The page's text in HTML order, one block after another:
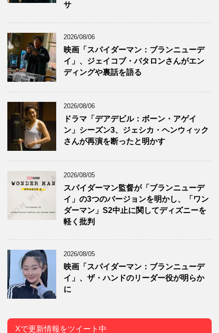
サ
2026/08/06
映画「スパイダーマン：ブランニューデ
イ」、ジェイコブ・バタロンさんがエン
ディングや裏話を語る
2026/08/06
ドラマ「デアデビル：ボーン・アゲイ
ン」シーズン3、ジェシカ・ヘンウィック
さんが再演を断ったと明かす
2026/08/05
スパイダーマン監督が「ブランニューデ
イ」の3つのバージョンを明かし、「ワン
ダーマン」S2中止に関してディズニーを
軽く批判
2026/08/05
映画「スパイダーマン：ブランニューデ
イ」、ザ・ハンドのリーダー役が明らか
に
Xで更新情報をツイート中